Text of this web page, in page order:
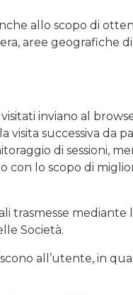
allo scopo di
aree geografiche
inviano al
visita successiva
di sessioni,
con lo scopo di
trasmesse
Società.
all’utente, in